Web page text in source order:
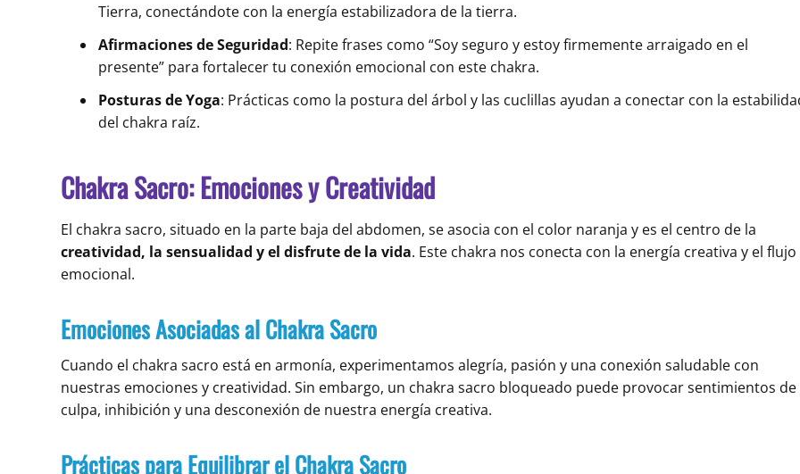
Tierra, conectándote con la energía estabilizadora de la tierra.
Afirmaciones de Seguridad: Repite frases como “Soy seguro y estoy firmemente arraigado en el
presente” para fortalecer tu conexión emocional con este chakra.
Posturas de Yoga: Prácticas como la postura del árbol y las cuclillas ayudan a conectar con la
del chakra raíz.
Chakra Sacro: Emociones y Creatividad
El chakra sacro, situado en la parte baja del abdomen, se asocia con el color naranja y es el centro de la
creatividad, la sensualidad y el disfrute de la vida. Este chakra nos conecta con la energía creativa y el flujo
emocional.
Emociones Asociadas al Chakra Sacro
Cuando el chakra sacro está en armonía, experimentamos alegría, pasión y una conexión saludable con
nuestras emociones y creatividad. Sin embargo, un chakra sacro bloqueado puede provocar sentimientos de
culpa, inhibición y una desconexión de nuestra energía creativa.
Prácticas para Equilibrar el Chakra Sacro